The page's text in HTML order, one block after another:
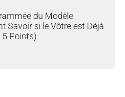
du Modèle
Savoir si le Vôtre est Déjà
5 Points)